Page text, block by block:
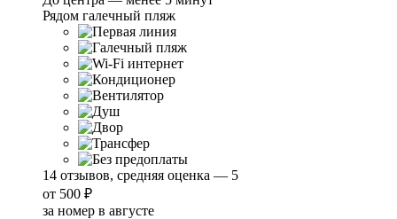
Рядом галечный пляж
14 отзывов, средняя оценка — 5
от 500 ₽
за номер в августе